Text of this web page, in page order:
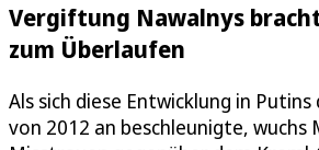
Vergiftung Nawalnys
zum Überlaufen
Als sich diese Entwicklung in
von 2012 an beschleunigte, wuchs